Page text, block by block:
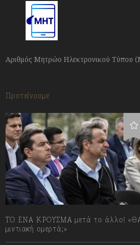
Αριθμός Μητρώο Ηλεκτρονικού Τύπου
Προτείνουμε
ΤΟ ΕΝΑ ΚΡΟΥΣΜΑ μετά το άλλο! «ΘΑ
μιντιακή ομερτά;»